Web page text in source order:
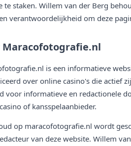
te staken. Willem van der Berg
verantwoordelijkheid om deze
Maracofotografie.nl
is een informatieve
over online casino's die actief
voor informatieve en redactionele
of kansspelaanbieder.
op maracofotografie.nl wordt
van deze website. Willem